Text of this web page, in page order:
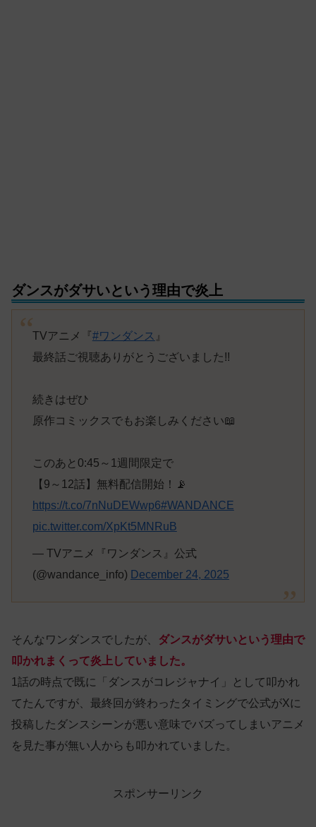
ダンスがダサいという理由で炎上
TVアニメ『#ワンダンス 』
最終話ご視聴ありがとうございました!!
続きはぜひ
原作コミックスでもお楽しみください📖
このあと0:45～1週間限定で
【9～12話】無料配信開始！📡
https://t.co/7nNuDEWwp6#WANDANCE
pic.twitter.com/XpKt5MNRuB
— TVアニメ『ワンダンス』公式
(@wandance_info) December 24, 2025
そんなワンダンスでしたが、
ダンスがダサいという理由で
叩かれまくって炎上していました。
1話の時点で既に「ダンスがコレジャナイ」として叩かれ
てたんですが、最終回が終わったタイミングで公式がXに
投稿したダンスシーンが悪い意味でバズってしまいアニメ
を見た事が無い人からも叩かれていました。
スポンサーリンク